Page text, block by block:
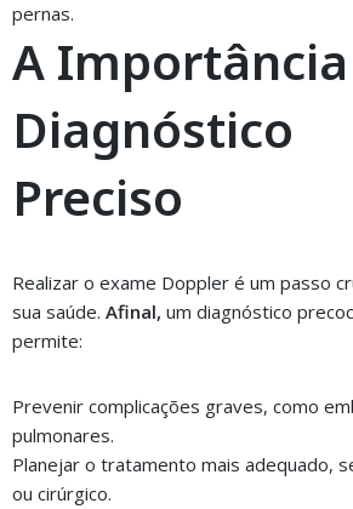
pernas.
A
Diagnóstico
Preciso
Realizar o exame Doppler é um passo
sua saúde. Afinal, um diagnóstico
permite:
Prevenir complicações graves, como
pulmonares.
Planejar o tratamento mais adequado,
ou cirúrgico.